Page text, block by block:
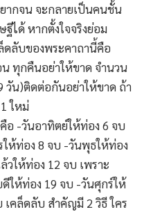
ากจน จะกลายเป็นคนชั้น
ได้ หากตั้งใจจริงย่อม
ดลับของพระคาถานี้คือ
ทุกคืนอย่าให้ขาด จำนวน
วัน)ติดต่อกันอย่าให้ขาด ถ้า
ใหม่
อ -วันอาทิตย์ให้ท่อง 6 จบ
ห้ท่อง 8 จบ -วันพุธให้ท่อง
วให้ท่อง 12 จบ เพราะ
ให้ท่อง 19 จบ -วันศุกร์ให้
เคล็ดลับ สำคัญมี 2 วิธี ใคร